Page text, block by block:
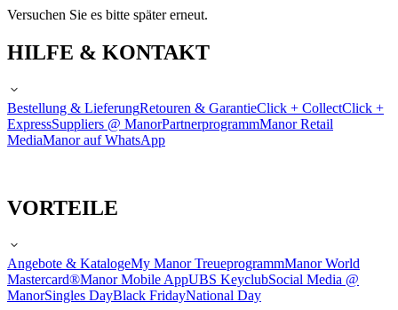
Versuchen Sie es bitte später erneut.
HILFE & KONTAKT
Bestellung & LieferungRetouren & GarantieClick + CollectClick +
ExpressSuppliers @ ManorPartnerprogrammManor Retail
MediaManor auf WhatsApp
VORTEILE
Angebote & KatalogeMy Manor TreueprogrammManor World
Mastercard®Manor Mobile AppUBS KeyclubSocial Media @
ManorSingles DayBlack FridayNational Day